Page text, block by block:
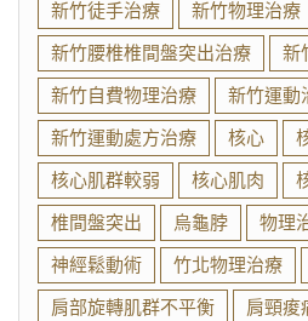
新竹徒手治療 新竹物理治療
新竹腰椎椎間盤突出治療
新
新竹自費物理治療
新竹運動
新竹運動處方治療
核心
核心肌群較弱
核心肌肉
椎間盤突出
烏龜脖 物理
神經鬆動術
竹北物理治療
肩部旋轉肌群不平衡
肩頸痠